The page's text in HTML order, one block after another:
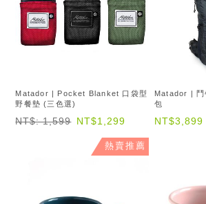
Matador | Pocket Blanket 口袋型
野餐墊 (三色選)
NT$: 1,599 NT$1,299
Matador | 鬥
包
NT$3,899
熱賣推薦